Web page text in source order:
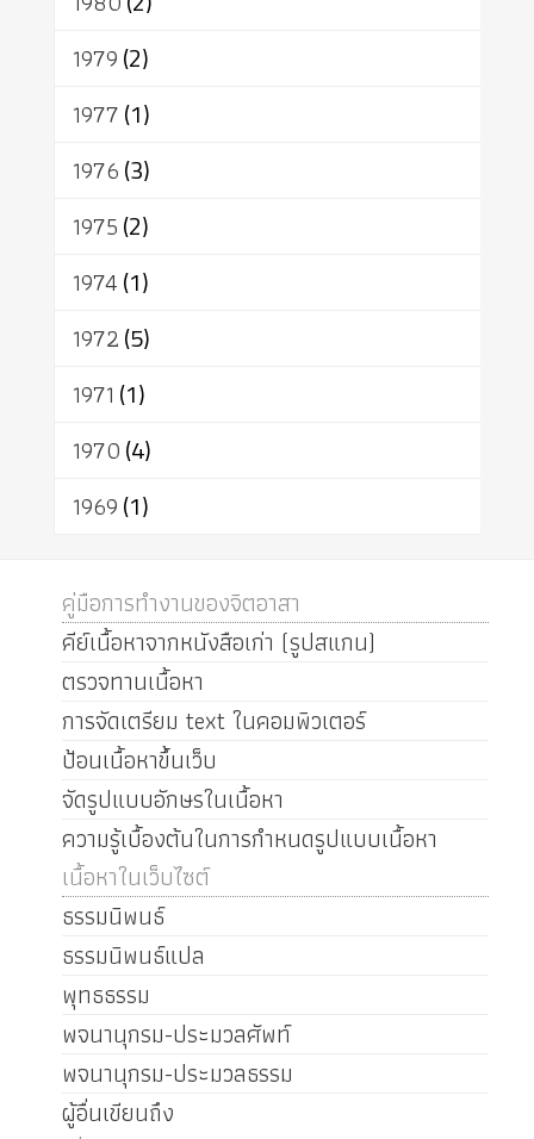
1979(2)
1977(1)
1976(3)
1975(2)
1974(1)
1972(5)
1971 (1)
1970(4)
1969(1)
คู่มือการทำงานของจิตอาสา
คีย์เนื้อหาจากหนังสือเก่า (รูปสแกน)
ตรวจทานเนื้อหา
การจัดเตรียม text ในคอมพิวเตอร์
ป้อนเนื้อหาขึ้นเว็บ
จัดรูปแบบอักษรในเนื้อหา
ความรู้เบื้องต้นในการกำหนดรูปแบบเนื้อหา
เนื้อหาในเว็บไซต์
ธรรมนิพนธ์
ธรรมนิพนธ์แปล
พุทธธรรม
พจนานุกรม-ประมวลศัพท์
พจนานุกรม-ประมวลธรรม
ผู้อื่นเขียนถึง